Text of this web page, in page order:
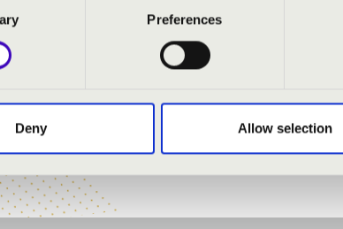
Preferences
Deny Allow selection
A bérlet- és jegyárakkal kapcsolatos további
Katalin
30 382 4321
műsor-, időpont-, helyszín-, és szereplőváltoztatás jogát